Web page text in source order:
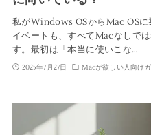
私がWindows OSからMac OSに
イベートも、すべてMacなしで
す。最初は「本当に使いこな…
2025年7月27日 Macが欲しい人向け